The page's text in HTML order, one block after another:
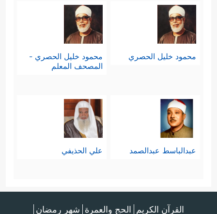
محمود خليل الحصري
محمود خليل الحصري -
المصحف المعلم
عبدالباسط عبدالصمد علي الحذيفي
القرآن الكريم الحج والعمرة شهر رمضان